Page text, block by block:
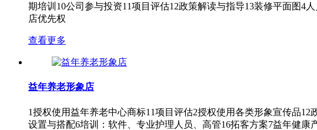
期培训10公司参与投资11项目评估12政策解读与指导13装修平面图4
店优先权
查看更多
益年养老形象店
1授权使用益年养老中心商标11项目评估2授权使用各类形象宣传品
设置与搭配6培训：软件、专业护理人员、高管16拓客方案7益年健